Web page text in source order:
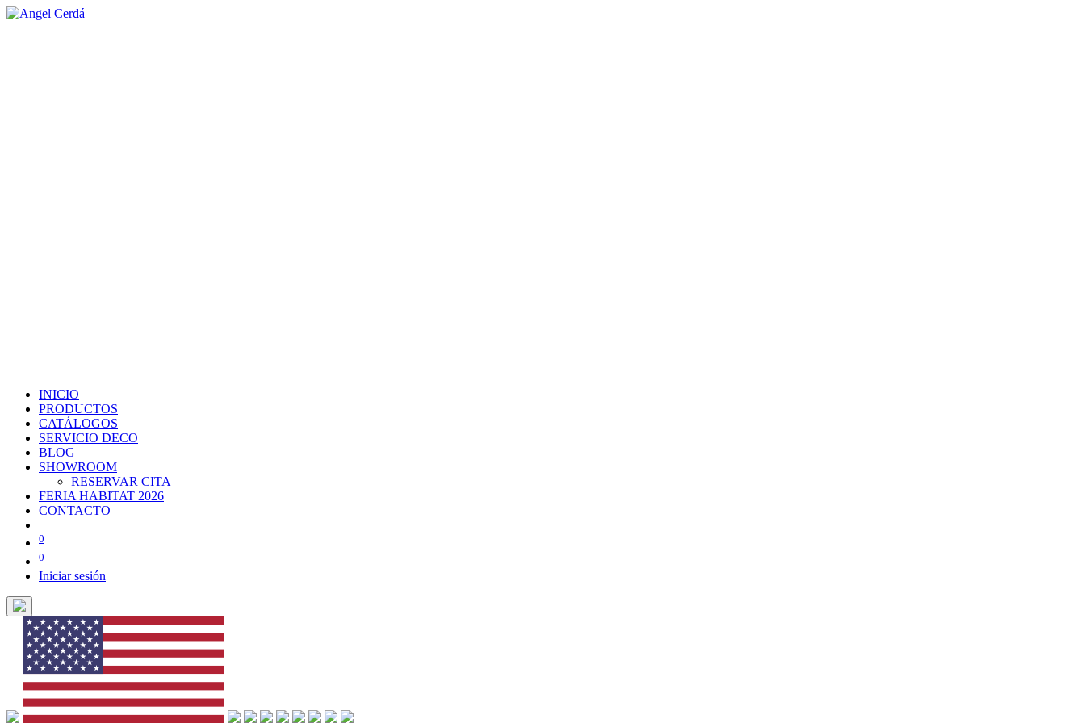
INICIO
PRODUCTOS
CATÁLOGOS
SERVICIO DECO
BLOG
SHOWROOM
RESERVAR CITA
FERIA HABITAT 2026
CONTACTO
0
0
Iniciar sesión